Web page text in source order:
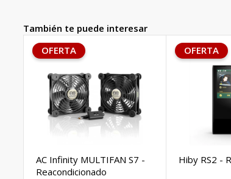
También te puede interesar
OFERTA
AC Infinity MULTIFAN S7 -
Reacondicionado
OFERTA
Hiby RS2 -